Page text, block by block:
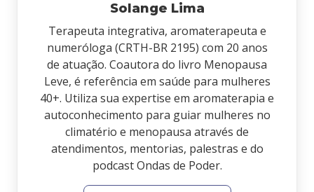
Solange Lima
Terapeuta integrativa, aromaterapeuta e
numeróloga (CRTH-BR 2195) com 20 anos
de atuação. Coautora do livro Menopausa
Leve, é referência em saúde para mulheres
40+. Utiliza sua expertise em aromaterapia e
autoconhecimento para guiar mulheres no
climatério e menopausa através de
atendimentos, mentorias, palestras e do
podcast Ondas de Poder.